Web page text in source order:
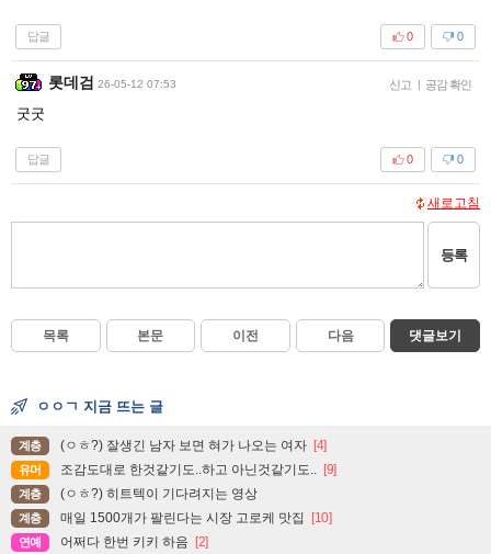
답글 0
0
롯데검 26-05-12 07:53 신고 | 공감 확인
굿굿
답글 0
0
새로고침
등록
목록 본문 이전 다음 댓글보기
ㅇㅇㄱ 지금 뜨는 글
계층 (ㅇㅎ?) 잘생긴 남자 보면 혀가 나오는 여자 [4]
유머 조감도대로 한것같기도..하고 아닌것같기도.. [9]
계층 (ㅇㅎ?) 히트텍이 기다려지는 영상
계층 매일 1500개가 팔린다는 시장 고로케 맛집 [10]
연예 어쩌다 한번 키키 하음 [2]